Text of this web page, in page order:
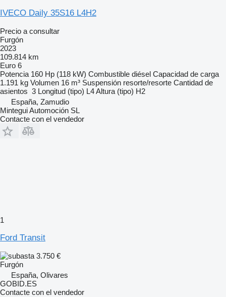
IVECO Daily 35S16 L4H2
Precio a consultar
Furgón
2023
109.814 km
Euro 6
Potencia 160 Hp (118 kW) Combustible diésel Capacidad de carga
1.191 kg Volumen 16 m³ Suspensión resorte/resorte Cantidad de
asientos 3 Longitud (tipo) L4Altura (tipo) H2
España, Zamudio
Mintegui Automoción SL
Contacte con el vendedor
1
Ford Transit
3.750 €
Furgón
España, Olivares
GOBID.ES
Contacte con el vendedor